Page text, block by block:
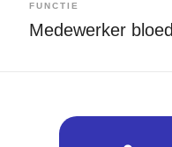
FUNCTIE
Medewerker